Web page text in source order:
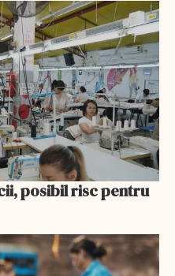
posibil risc pentru